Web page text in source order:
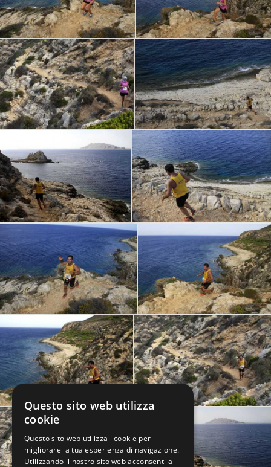
Questo sito web utilizza
cookie
Questo sito web utilizza i cookie per
migliorare la tua esperienza di navigazione.
Utilizzando il nostro sito web acconsenti a